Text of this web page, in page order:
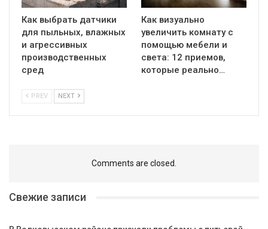
Как выбрать датчики
для пыльных, влажных
и агрессивных
производственных
сред
Как визуально
увеличить комнату с
помощью мебели и
света: 12 приемов,
которые реально…
PREV NEXT
Comments are closed.
Свежие записи